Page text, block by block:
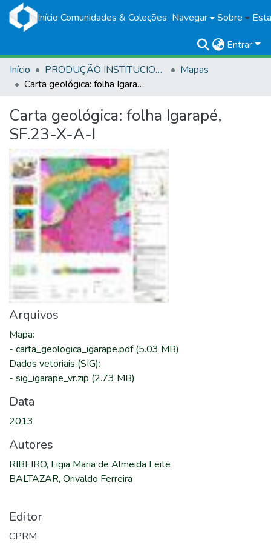
Início Comunidades & Coleções Navegar Sobre
Entrar
Início
PRODUÇÃO INSTITUCIONAL
Mapas
Carta geológica: folha Igarapé, SF.23-X-A-I
Carta geológica: folha Igarapé,
SF.23-X-A-I
Arquivos
Mapa:
- carta_geologica_igarape.pdf(5.03 MB)
Dados vetoriais (SIG):
- sig_igarape_vr.zip (2.73 MB)
Data
2013
Autores
RIBEIRO, Ligia Maria de Almeida Leite
BALTAZAR, Orivaldo Ferreira
Editor
CPRM